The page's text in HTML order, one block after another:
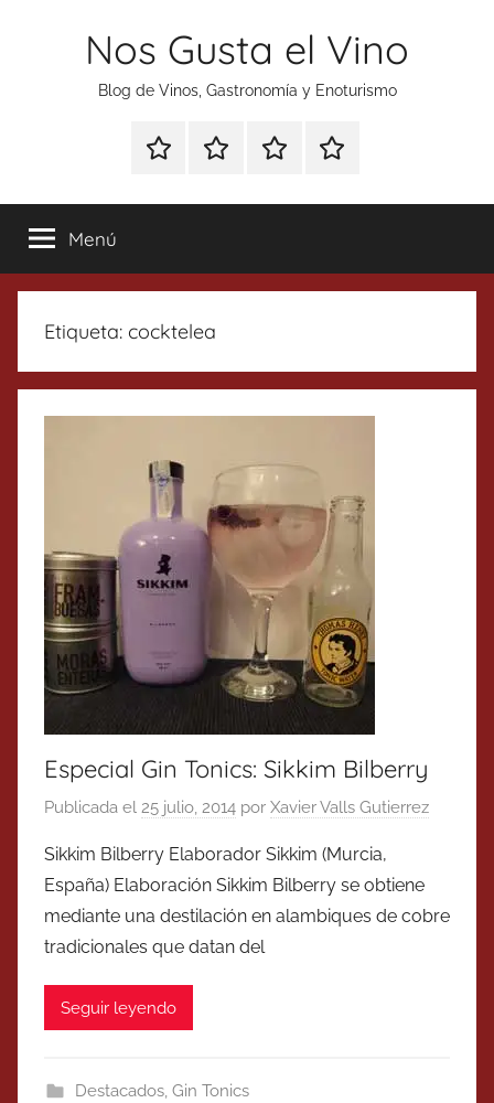
Nos Gusta el Vino
Blog de Vinos, Gastronomía y Enoturismo
Especial
Tonics
Enoturismo
Gastronomía
RankingContacto
Menú
Etiqueta: cocktelea
Especial Gin Tonics: Sikkim Bilberry
Publicada el 25 julio, 2014 por Xavier Valls Gutierrez
Sikkim Bilberry Elaborador Sikkim (Murcia,
España) Elaboración Sikkim Bilberry se obtiene
mediante una destilación en alambiques de cobre
tradicionales que datan del
Seguir leyendo
Destacados, Gin Tonics